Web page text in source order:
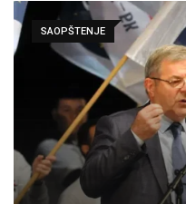
SAOPŠTENJE